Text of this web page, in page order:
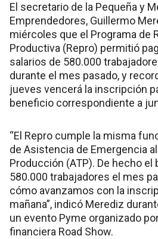
El secretario de la Pequeña y
Emprendedores, Guillermo
miércoles que el Programa de
Productiva (Repro) permitió
salarios de 580.000
durante el mes pasado, y
jueves vencerá la inscripción
beneficio correspondiente a
“El Repro cumple la misma
de Asistencia de Emergencia
Producción (ATP). De hecho el
580.000 trabajadores el mes
cómo avanzamos con la
mañana”, indicó Merediz
un evento Pyme organizado
financiera Road Show.